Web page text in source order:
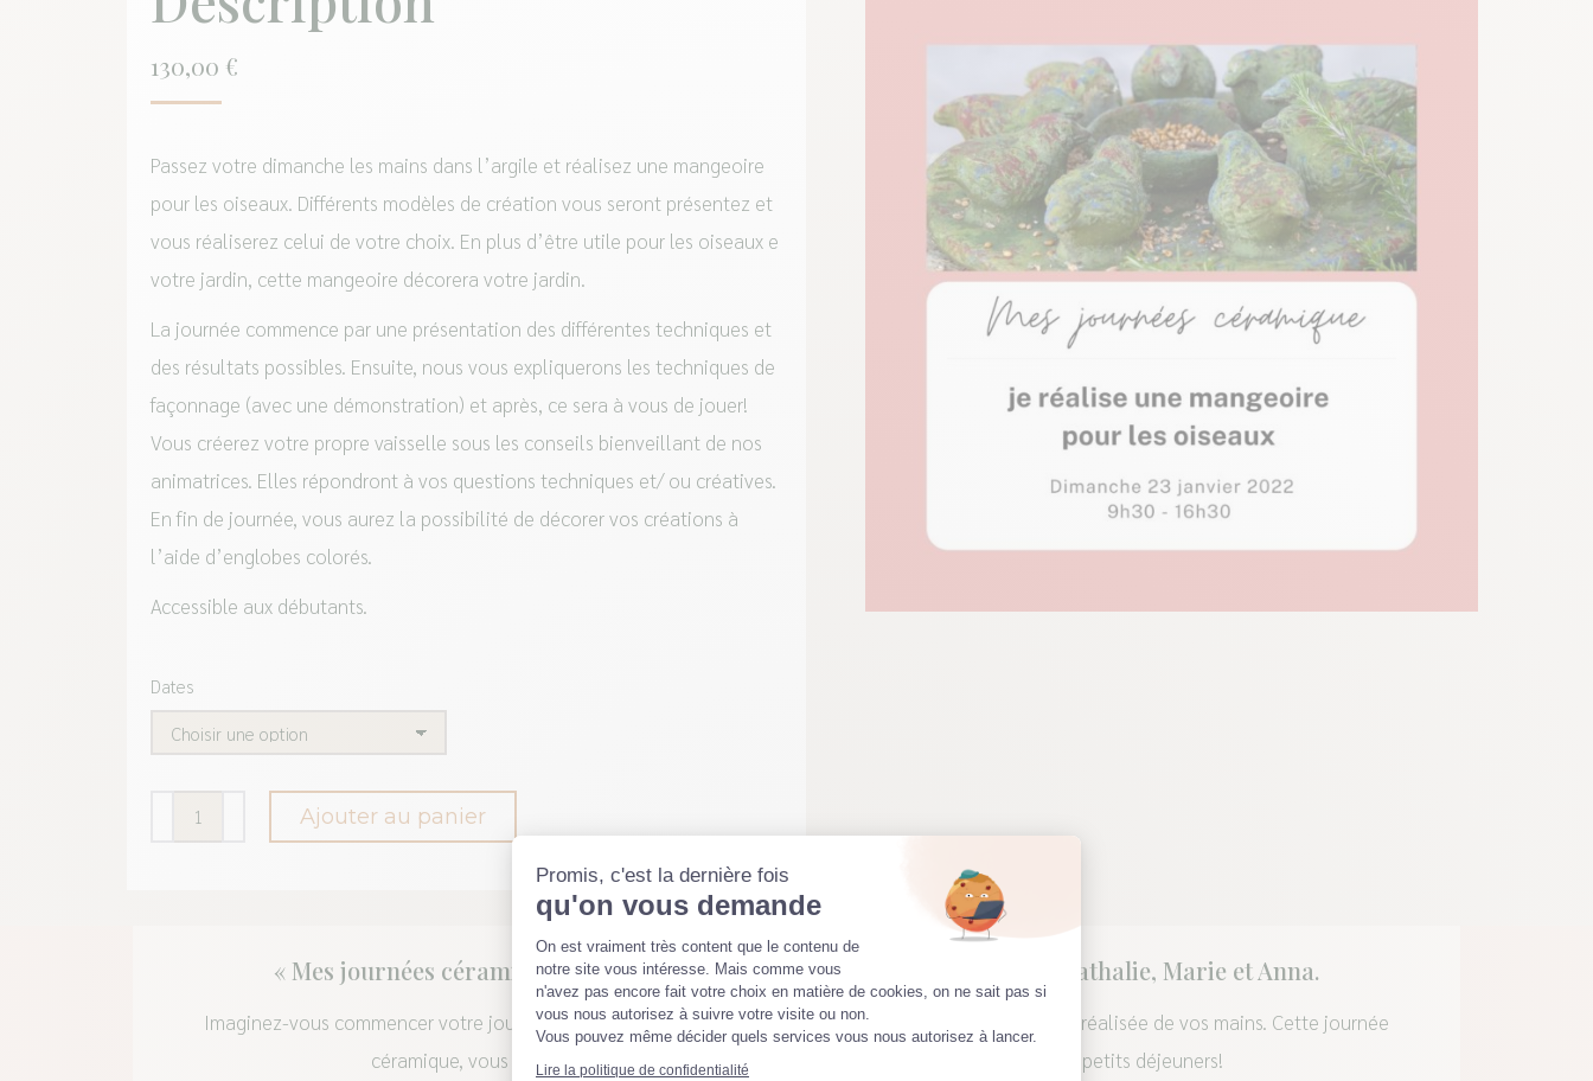
130,00 €
Passez votre dimanche les mains dans l’argile et réalisez une mangeoire
pour les oiseaux. Différents modèles de création vous seront présentez et
vous réaliserez celui de votre choix. En plus d’être utile pour les oiseaux e
votre jardin, cette mangeoire décorera votre jardin.
La journée commence par une présentation des différentes techniques et
des résultats possibles. Ensuite, nous vous expliquerons les techniques de
façonnage (avec une démonstration) et après, ce sera à vous de jouer!
Vous créerez votre propre vaisselle sous les conseils bienveillant de nos
animatrices. Elles répondront à vos questions techniques et/ ou créatives.
En fin de journée, vous aurez la possibilité de décorer vos créations à
l’aide d’englobes colorés.
Accessible aux débutants.
Dates
quantité
Ajouter au panier
« Mes journées céramique » sont des journées thématiques animées par Nathalie, Marie et Anna.
Imaginez-vous commencer votre journée en dégustant votre thé ou votre café dans votre propre tasse réalisée de vos mains. Cette journée
céramique, vous offre la possibilité de créer votre kit pour savourer encore plus vos petits déjeuners!
Promis, c'est la dernière fois
qu'on vous demande
Plateforme de Gestion du Consentement : Personnalisez vos Options
On est vraiment très content que le contenu de
notre site vous intéresse. Mais comme vous
n'avez pas encore fait votre choix en matière de cookies, on ne sait pas si
vous nous autorisez à suivre votre visite ou non.
Vous pouvez même décider quels services vous nous autorisez à lancer.
Lire la politique de confidentialité
Axeptio consent